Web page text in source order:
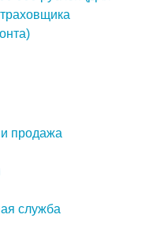
продажа
служба